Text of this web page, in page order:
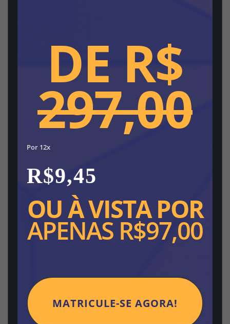
DE R$
297,00
Por 12x
R$9,45
OU À VISTA POR
APENAS R$97,00
MATRICULE-SE AGORA!